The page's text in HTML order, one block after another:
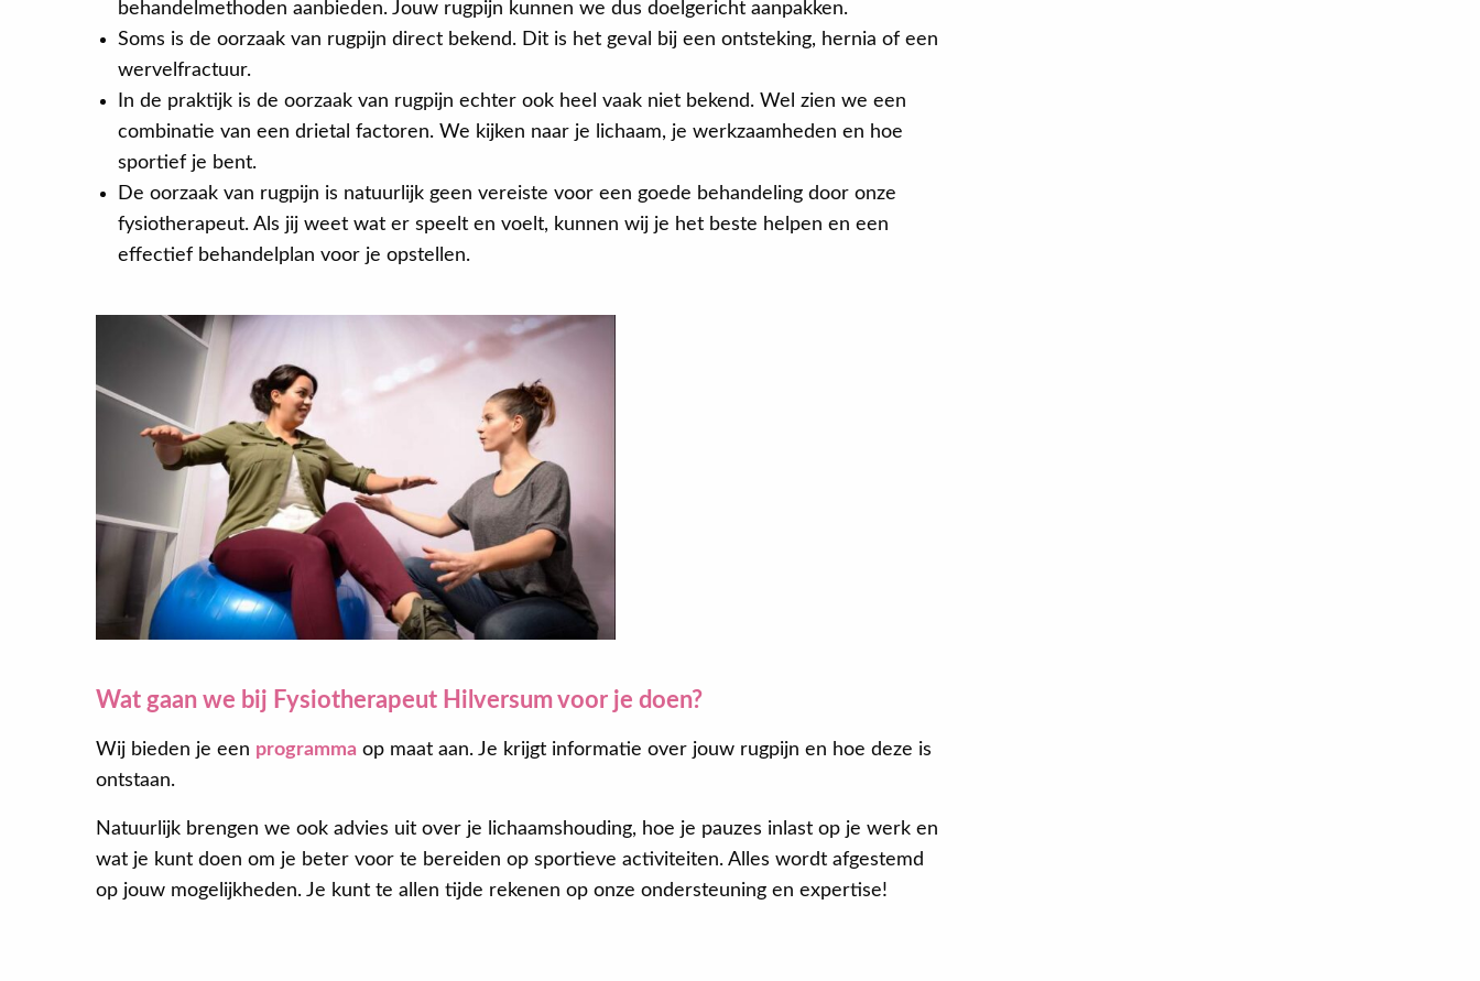
behandelmethoden aanbieden. Jouw rugpijn kunnen we dus doelgericht aanpakken.
Soms is de oorzaak van rugpijn direct bekend. Dit is het geval bij een ontsteking, hernia of een
wervelfractuur.
In de praktijk is de oorzaak van rugpijn echter ook heel vaak niet bekend. Wel zien we een
combinatie van een drietal factoren. We kijken naar je lichaam, je werkzaamheden en hoe
sportief je bent.
De oorzaak van rugpijn is natuurlijk geen vereiste voor een goede behandeling door onze
fysiotherapeut. Als jij weet wat er speelt en voelt, kunnen wij je het beste helpen en een
effectief behandelplan voor je opstellen.
Wat gaan we bij Fysiotherapeut Hilversum voor je doen?
Wij bieden je een programma op maat aan. Je krijgt informatie over jouw rugpijn en hoe deze is
ontstaan.
Natuurlijk brengen we ook advies uit over je lichaamshouding, hoe je pauzes inlast op je werk en
wat je kunt doen om je beter voor te bereiden op sportieve activiteiten. Alles wordt afgestemd
op jouw mogelijkheden. Je kunt te allen tijde rekenen op onze ondersteuning en expertise!